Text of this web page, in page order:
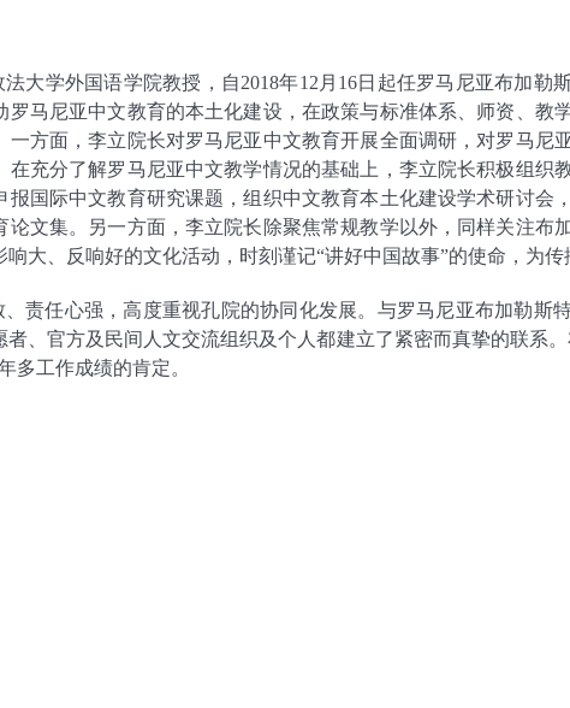
大学外国语学院教授，自2018年12月16日起任罗马尼亚布加勒
罗马尼亚中文教育的本土化建设，在政策与标准体系、师资、教
一方面，李立院长对罗马尼亚中文教育开展全面调研，对罗马尼
在充分了解罗马尼亚中文教学情况的基础上，李立院长积极组织
报国际中文教育研究课题，组织中文教育本土化建设学术研讨会
论文集。另一方面，李立院长除聚焦常规教学以外，同样关注布
大、反响好的文化活动，时刻谨记“讲好中国故事”的使命，为传
责任心强，高度重视孔院的协同化发展。与罗马尼亚布加勒斯
者、官方及民间人文交流组织及个人都建立了紧密而真挚的联系
多工作成绩的肯定。